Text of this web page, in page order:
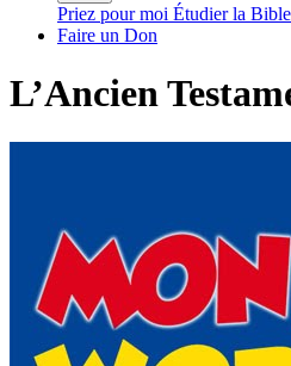
Priez pour moi Étudier la Bible
Faire un Don
L’Ancien